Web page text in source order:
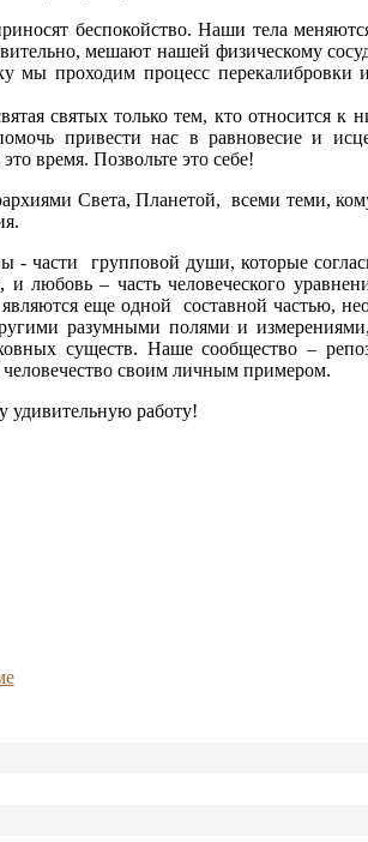
беспокойство. Наши тела
мешают нашей физическому
мы проходим процесс перекалибровки
святых только тем, кто относится
привести нас в равновесие и
время. Позвольте это себе!
Света, Планетой, всеми теми,
- части групповой души, которые
любовь – часть человеческого
еще одной составной частью,
разумными полями и
существ. Наше сообщество –
человечество своим личным примером.
удивительную работу!